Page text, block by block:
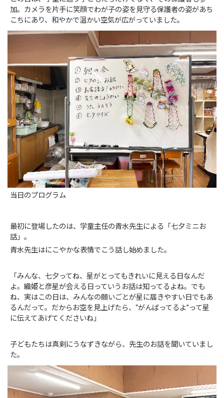
加。カメラを片手に笑顔でわが子の姿を見守る保護者の姿があち
こちにあり、和やかで温かい空気が広がっていました。
当日のプログラム
最初に登場したのは、学童主任の青水先生による「七夕ミニお
話」。
青水先生はにこやかな表情でこう話し始めました。
「みんな、七夕ってね、星がとってもきれいに見える日なんだ
よ。織姫と彦星が会える日っていうお話は知ってるよね。でも
ね、実はこの日は、みんなの願いごとが星に届きやすい日でもあ
るんだって。だからお空を見上げたら、“がんばってるよ”って星
に伝えてあげてくださいね」
子どもたちは真剣にうなずきながら、先生のお話を聞いていまし
た。